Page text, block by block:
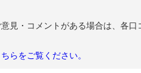
見・コメントがある場合は、各
らをご覧ください。